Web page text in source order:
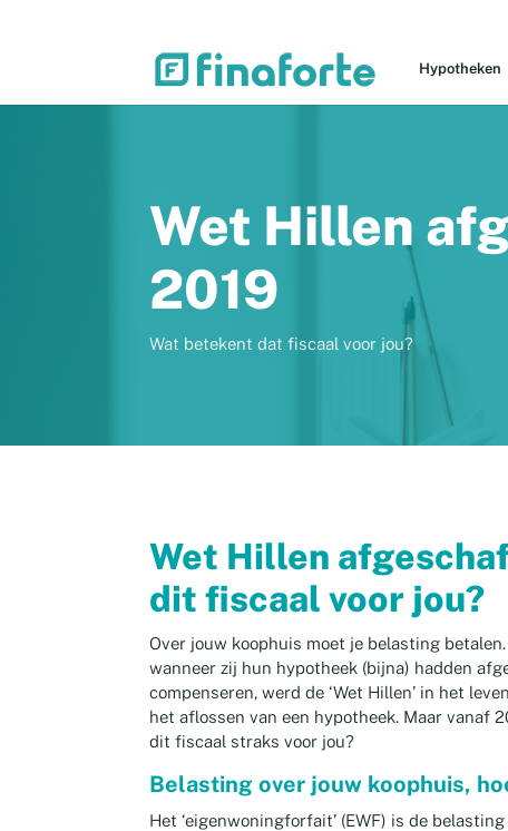
Hypotheken
Wet Hillen
2019
Wat betekent dat fiscaal voor jou?
Wet Hillen
dit fiscaal voor jou?
Over jouw koophuis moet je belasting
wanneer zij hun hypotheek (bijna) hadden
compenseren, werd de ‘Wet Hillen’ in het
het aflossen van een hypotheek. Maar vanaf
dit fiscaal straks voor jou?
Belasting over jouw koophuis,
Het ‘eigenwoningforfait’ (EWF) is de